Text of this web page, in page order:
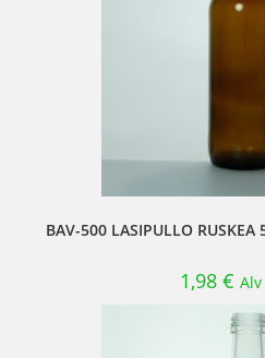
BAV-500 LASIPULLO RUSKEA
1,98 € Alv